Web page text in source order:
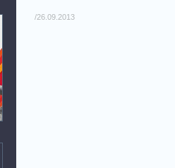
/26.09.2013